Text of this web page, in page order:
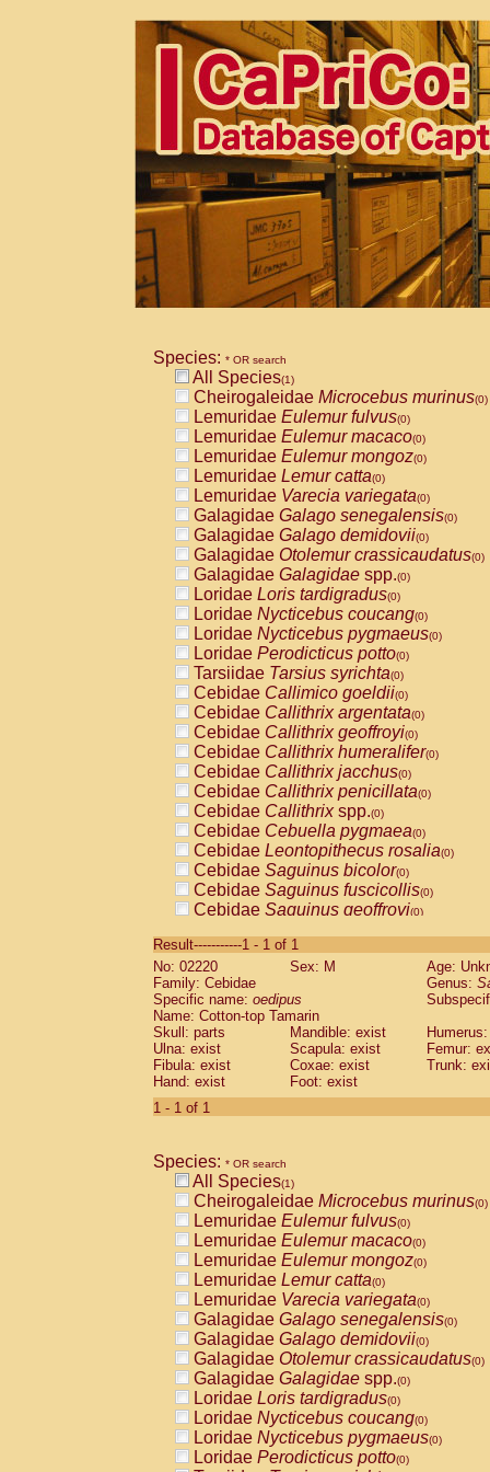
Species: * OR search
All Species(1)
Cheirogaleidae Microcebus murinus(0)
Lemuridae Eulemur fulvus(0)
Lemuridae Eulemur macaco(0)
Lemuridae Eulemur mongoz(0)
Lemuridae Lemur catta(0)
Lemuridae Varecia variegata(0)
Galagidae Galago senegalensis(0)
Galagidae Galago demidovii(0)
Galagidae Otolemur crassicaudatus(0)
Galagidae Galagidae spp.(0)
Loridae Loris tardigradus(0)
Loridae Nycticebus coucang(0)
Loridae Nycticebus pygmaeus(0)
Loridae Perodicticus potto(0)
Tarsiidae Tarsius syrichta(0)
Cebidae Callimico goeldii(0)
Cebidae Callithrix argentata(0)
Cebidae Callithrix geoffroyi(0)
Cebidae Callithrix humeralifer(0)
Cebidae Callithrix jacchus(0)
Cebidae Callithrix penicillata(0)
Cebidae Callithrixspp.(0)
Cebidae Cebuella pygmaea(0)
Cebidae Leontopithecus rosalia(0)
Cebidae Saguinus bicolor(0)
Cebidae Saguinus fuscicollis(0)
Cebidae Saguinus geoffroyi(0)
CebidaeSaguinus labiatus(0)
Cebidae Saguinus leucopus (0)
Cebidae
CebidaeSaguinus mystax
Cebidae Saguinus nigricollis (0)
Cebidae Saguinus oedipus
Cebidae Saguinus weddelli
Cebidae Saguinusspp.
Cebidae
CebidaeCebus capucinus
CebidaeCebus nigrivittatus
CebidaeCebus spp.(0)
CebidaeSaimiri boliviensis(0)
CebidaeSaimiri sciureus(0)
AtelidaeAlouatta caraya(0)
AtelidaeAlouatta fusca(0)
AtelidaeAlouatta seniculus(0)
AtelidaeAlouattaspp.(0)
AtelidaeAteles belzebuth(0)
AtelidaeAteles geoffroyi(0)
AtelidaeAteles paniscus(0)
AtelidaeAtelesspp.(0)
AtelidaeLagothrix lagothricha(0)
AtelidaeLagothrix lagothricha cana
PitheciidaeCacajao calvus
Result-----------1 - 1 of 1
No: 02220
Sex: M
Age:
Family: Cebidae
Genus:
Specific name: oedipus
Name: Cotton-top Tamarin
Skull: parts
Mandible: exist
Ulna: exist
Scapula: exist
Femur:
Fibula: exist
Coxae: exist
Trunk:
Hand: exist
Foot: exist
1 - 1 of 1
Species: * OR search
All Species(1)
Cheirogaleidae Microcebus murinus(0)
Lemuridae Eulemur fulvus(0)
Lemuridae Eulemur macaco(0)
Lemuridae Eulemur mongoz(0)
Lemuridae Lemur catta(0)
Lemuridae Varecia variegata(0)
Galagidae Galago senegalensis(0)
Galagidae Galago demidovii(0)
Galagidae Otolemur crassicaudatus(0)
Galagidae Galagidae spp.(0)
Loridae Loris tardigradus(0)
Loridae Nycticebus coucang(0)
Loridae Nycticebus pygmaeus(0)
Loridae Perodicticus potto(0)